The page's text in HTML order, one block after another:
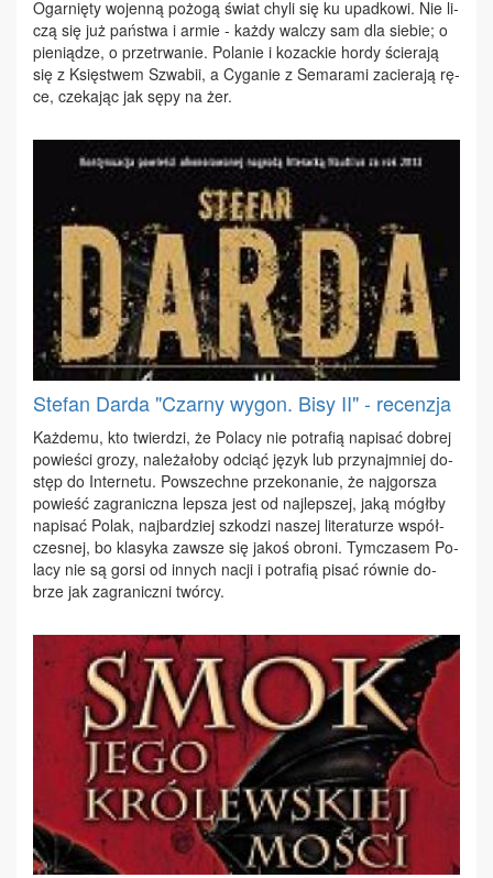
Ogar­nię­ty wo­jen­ną po­żo­gą świat chy­li się ku upad­ko­wi. Nie li­
czą się już pań­stwa i ar­mie - każ­dy wal­czy sam dla sie­bie; o
pie­nią­dze, o prze­trwa­nie. Po­la­nie i ko­zac­kie hor­dy ście­ra­ją
się z Księ­stwem Szwa­bii, a Cy­ga­nie z Se­ma­ra­mi za­cie­ra­ją rę­
ce, cze­ka­jąc jak sę­py na żer.
Stefan Darda "Czarny wygon. Bisy II" - recenzja
Każ­de­mu, kto twier­dzi, że Po­la­cy nie po­tra­fią na­pi­sać do­brej
po­wie­ści gro­zy, na­le­ża­ło­by od­ciąć ję­zyk lub przy­naj­mniej do­
stęp do In­ter­ne­tu. Po­wszech­ne prze­ko­na­nie, że naj­gor­sza
po­wieść za­gra­nicz­na lep­sza jest od naj­lep­szej, ja­ką mógł­by
na­pi­sać Po­lak, naj­bar­dziej szko­dzi na­szej li­te­ra­tu­rze współ­
cze­snej, bo kla­sy­ka za­wsze się ja­koś obro­ni. Tym­cza­sem Po­
la­cy nie są gor­si od in­nych na­cji i po­tra­fią pi­sać rów­nie do­
brze jak za­gra­nicz­ni twór­cy.